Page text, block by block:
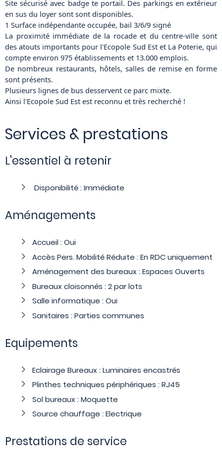
Site sécurisé avec badge te portail. Des parkings en extérieur
en sus du loyer sont sont disponibles.
1 Surface indépendante occupée, bail 3/6/9 signé
La proximité immédiate de la rocade et du centre-ville sont
des atouts importants pour l'Ecopole Sud Est et La Poterie, qui
compte environ 975 établissements et 13.000 emplois.
De nombreux restaurants, hôtels, salles de remise en forme
sont présents.
Plusieurs lignes de bus desservent ce parc mixte.
Ainsi l'Ecopole Sud Est est reconnu et très recherché !
Services & prestations
L'essentiel à retenir
Disponibilité : Immédiate
Aménagements
Accueil : Oui
Accès Pers. Mobilité Réduite : En RDC uniquement
Aménagement des bureaux : Espaces Ouverts
Bureaux cloisonnés : 2 par lots
Salle informatique : Oui
Sanitaires : Parties communes
Equipements
Eclairage Bureaux : Luminaires encastrés
Plinthes techniques périphériques : RJ45
Sol bureaux : Moquette
Source chauffage : Electrique
Prestations de service